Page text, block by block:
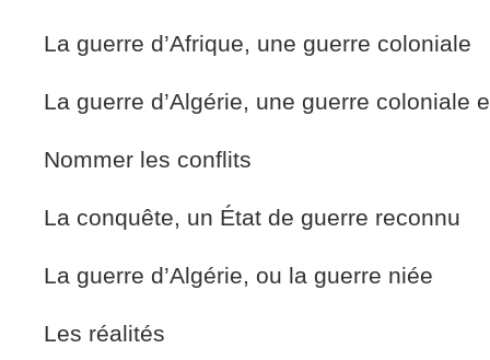
La guerre d’Afrique, une guerre coloniale
La guerre d’Algérie, une guerre coloniale
Nommer les conflits
La conquête, un État de guerre reconnu
La guerre d’Algérie, ou la guerre niée
Les réalités